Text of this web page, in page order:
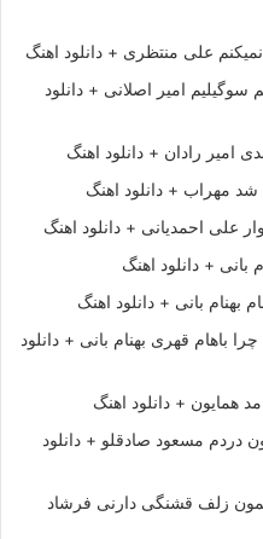
علی منتظری + دانلود اهنگ
امیر اصلانی + دانلود
امیر رادان + دانلود اهنگ
مهراب + دانلود اهنگ
علی احمدیانی + دانلود اهنگ
بانی + دانلود اهنگ
بهنام بانی + دانلود اهنگ
باهام قهری بهنام بانی + دانلود
همایون + دانلود اهنگ
دردم مسعود صادقلو + دانلود
زلف قشنگی دارنی فرشاد